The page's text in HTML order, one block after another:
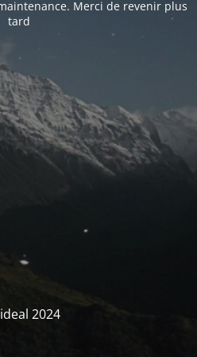
Merci de revenir plus
tard
2024